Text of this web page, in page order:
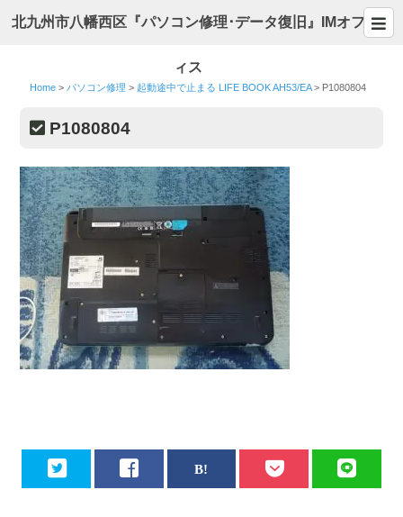
北九州市八幡西区『パソコン修理･データ復旧』IMオフ
ィス
Home > パソコン修理 >起動途中で止まる LIFE BOOK AH53/EA> P1080804
P1080804